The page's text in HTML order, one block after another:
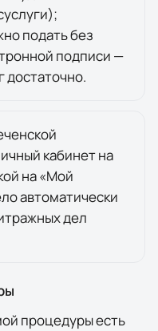
подать без
подписи —
достаточно.
кабинет на
на «Мой
автоматически
дел
процедуры есть